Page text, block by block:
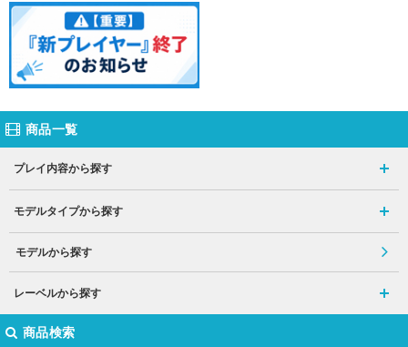
商品一覧
プレイ内容から探す
モデルタイプから探す
モデルから探す
レーベルから探す
商品検索